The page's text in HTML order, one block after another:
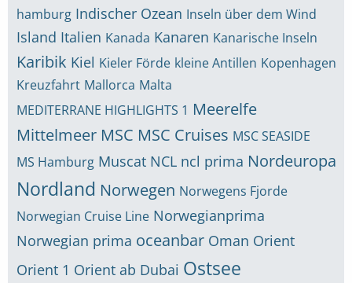
hamburg Indischer Ozean Inseln über dem Wind
Island Italien Kanada Kanaren Kanarische Inseln
Karibik Kiel Kieler Förde kleine Antillen Kopenhagen
Kreuzfahrt Mallorca Malta
MEDITERRANE HIGHLIGHTS 1 Meerelfe
Mittelmeer MSC MSC Cruises MSC SEASIDE
MS Hamburg Muscat NCL ncl prima Nordeuropa
Nordland Norwegen Norwegens Fjorde
Norwegian Cruise Line Norwegianprima
Norwegian prima oceanbar Oman Orient
Orient 1 Orient ab Dubai Ostsee